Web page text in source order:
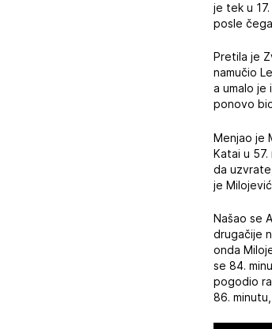
je tek u
posle
Pretila je
namučio
a umalo je
ponovo
Menjao je
Katai u
da
je
Našao se
drugačije
onda
se 84.
pogodio
86.